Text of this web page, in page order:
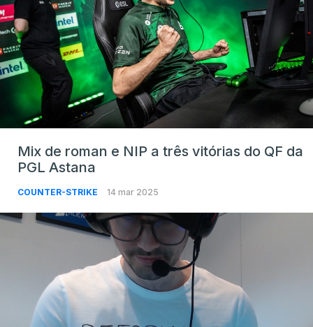
Mix de roman e NIP a três vitórias do QF da
PGL Astana
COUNTER-STRIKE 14 mar 2025